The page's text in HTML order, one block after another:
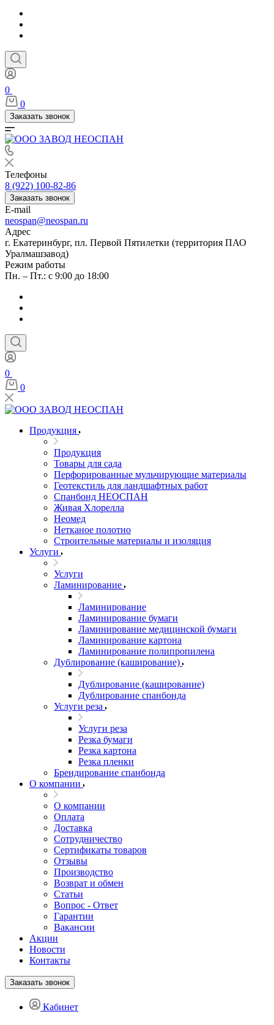
0
0
Заказать звонок
Телефоны
8 (922) 100-82-86
Заказать звонок
E-mail
neospan@neospan.ru
Адрес
г. Екатеринбург, пл. Первой Пятилетки (территория ПАО
Уралмашзавод)
Режим работы
Пн. – Пт.: с 9:00 до 18:00
0
0
Продукция
Продукция
Товары для сада
Перфорированные мульчирующие материалы
Геотекстиль для ландшафтных работ
Спанбонд НЕОСПАН
Живая Хлорелла
Нeомед
Нетканое полотно
Строительные материалы и изоляция
Услуги
Услуги
Ламинирование
Ламинирование
Ламинирование бумаги
Ламинирование медицинской бумаги
Ламинирование картона
Ламинирование полипропилена
Дублирование (каширование)
Дублирование (каширование)
Дублирование спанбонда
Услуги реза
Услуги реза
Резка бумаги
Резка картона
Резка пленки
Брендирование спанбонда
О компании
О компании
Оплата
Доставка
Сотрудничество
Сертификаты товаров
Отзывы
Производство
Возврат и обмен
Статьи
Вопрос - Ответ
Гарантии
Вакансии
Акции
Новости
Контакты
Заказать звонок
Кабинет